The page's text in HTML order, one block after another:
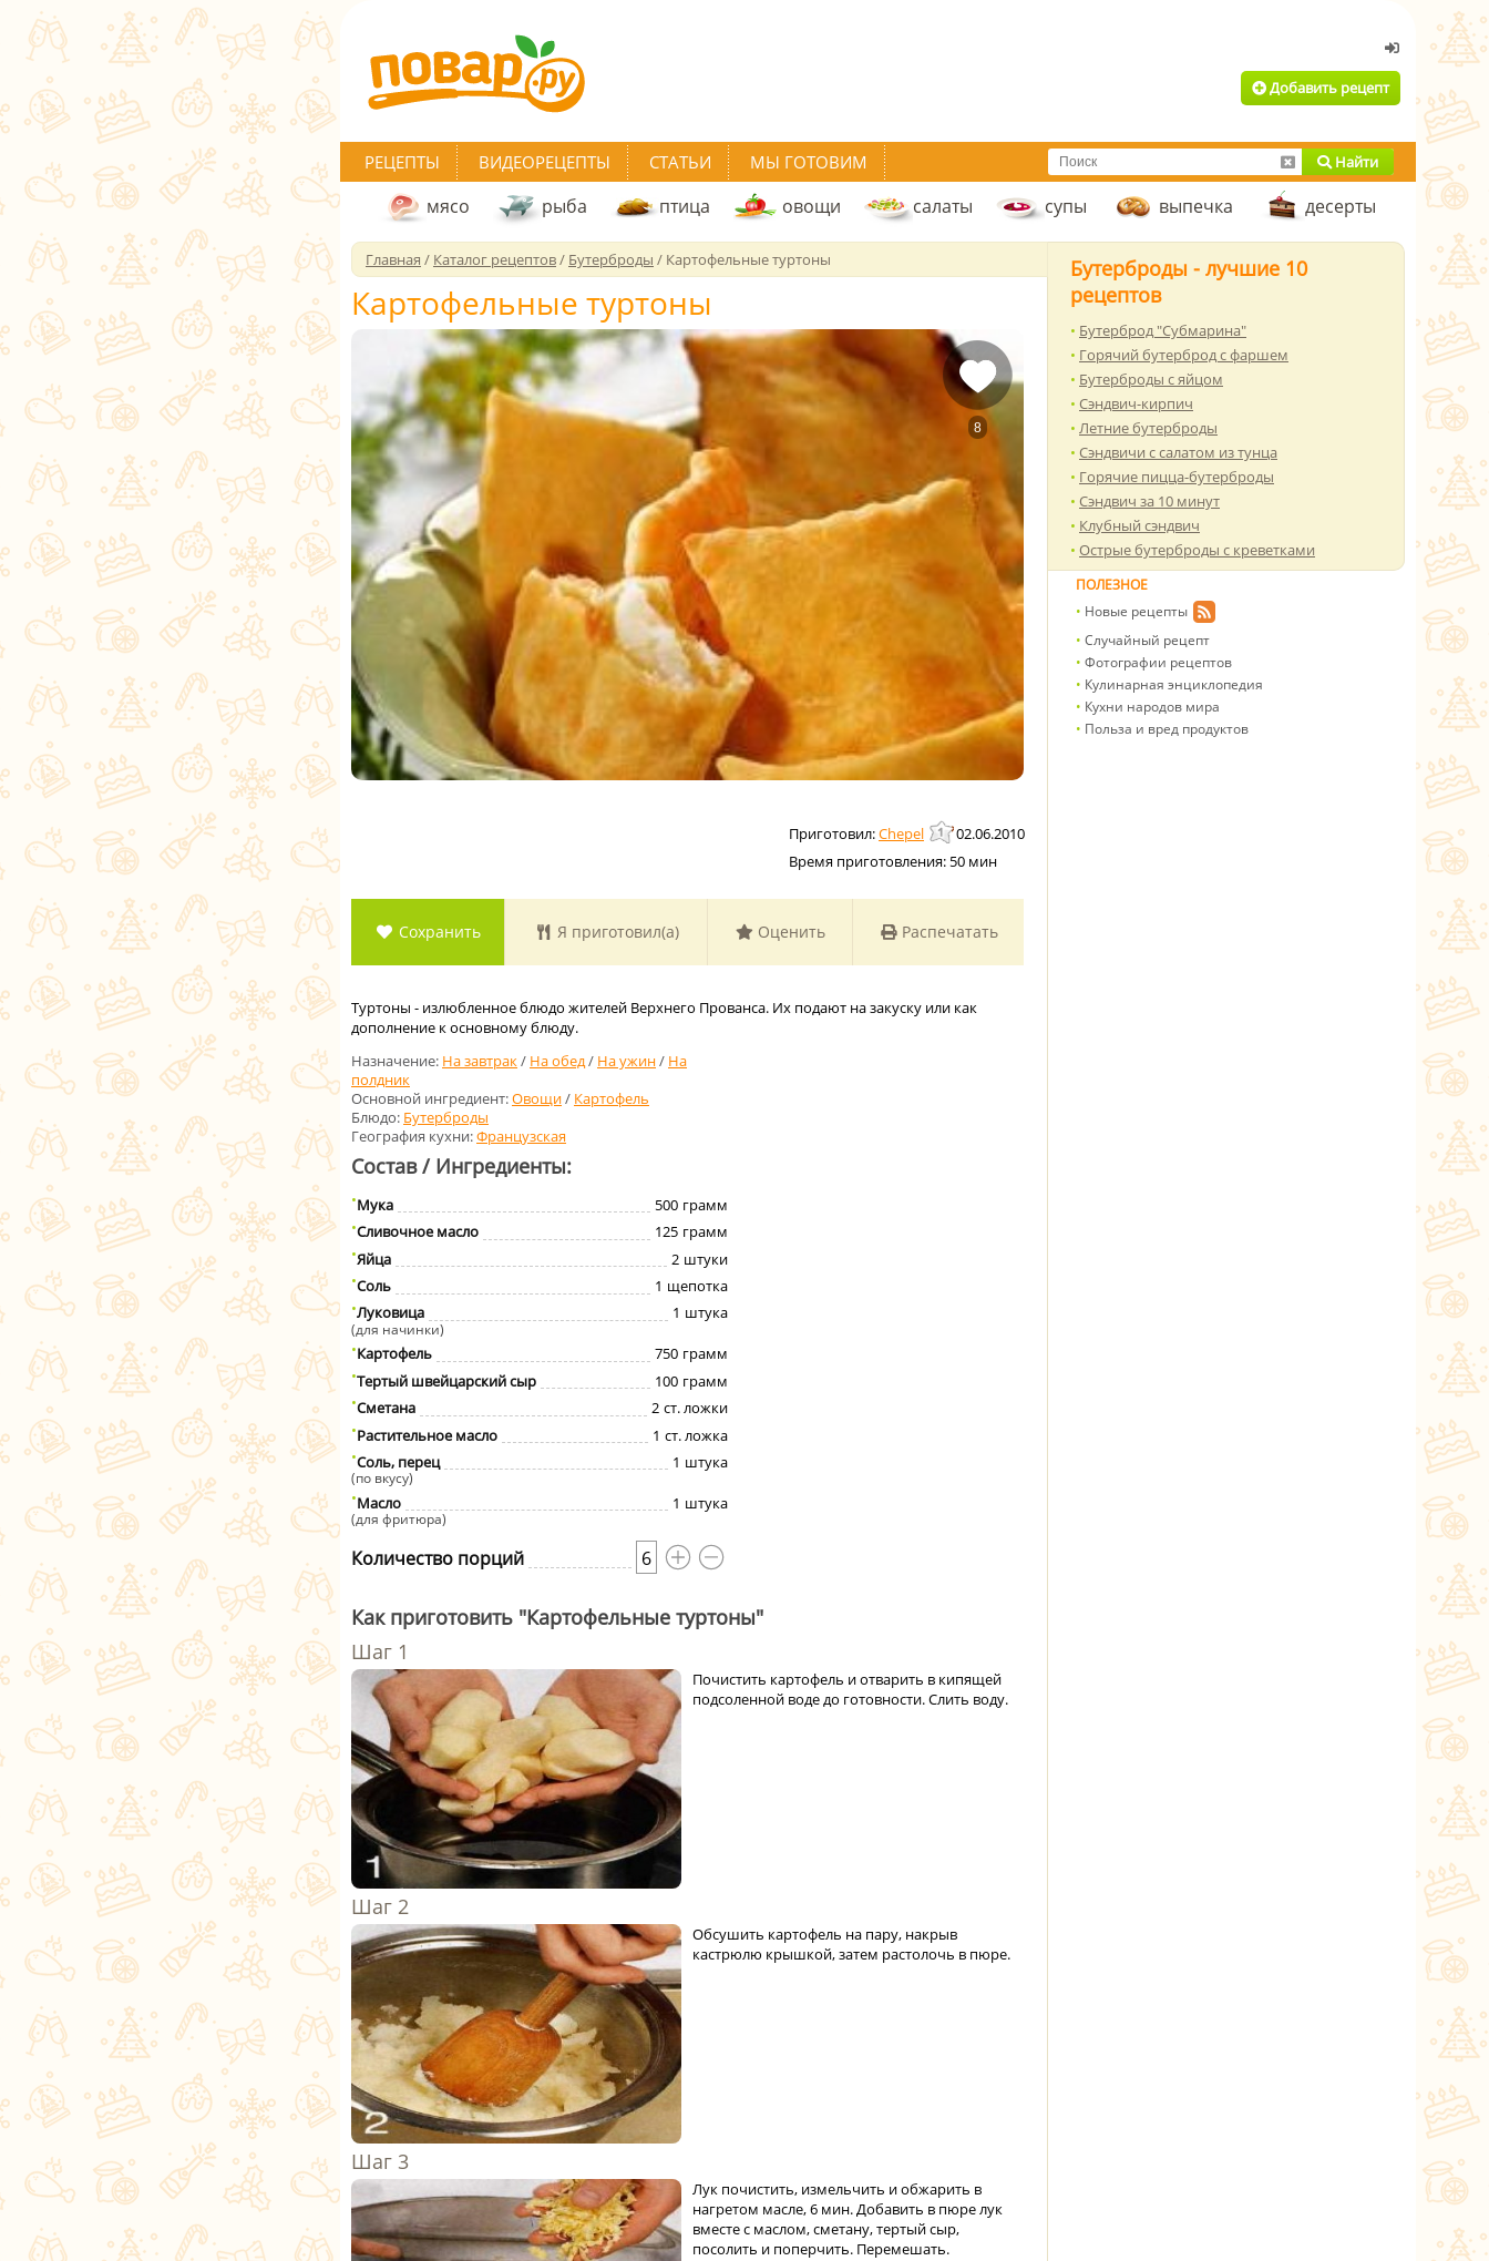
Добавить рецепт
РЕЦЕПТЫ ВИДЕОРЕЦЕПТЫ СТАТЬИ МЫ ГОТОВИМ Найти
мясо рыба птица овощи салаты супы выпечка десерты
Главная / Каталог рецептов/ Бутерброды / Картофельные туртоны
Картофельные туртоны
8
Chepel
02.06.2010
Время приготовления: 50 мин
Сохранить Я приготовил(а) Оценить Распечатать
Туртоны - излюбленное блюдо жителей Верхнего Прованса. Их подают на закуску или как
дополнение к основному блюду.
Назначение: На завтрак/ На обед/ На ужин/ На
полдник
Основной ингредиент:Овощи/ Картофель
Блюдо: Бутерброды
География кухни:Французская
Состав / Ингредиенты:
Мука 500 грамм
Сливочное масло
125 грамм
Яйца
2 штуки
Соль
1 щепотка
Луковица
1 штука
(для начинки)
Картофель 750 грамм
Тертый швейцарский сыр
100 грамм
Сметана
2 ст. ложки
Растительное масло
1 ст. ложка
Соль, перец
1 штука
(по вкусу)
Масло 1 штука
(для фритюра)
Количество порций 6
Как приготовить "Картофельные туртоны"
Почистить картофель и отварить в кипящей
подсоленной воде до готовности. Слить воду.
Обсушить картофель на пару, накрыв
кастрюлю крышкой, затем растолочь в пюре.
Лук почистить, измельчить и обжарить в
нагретом масле, 6 мин. Добавить в пюре лук
вместе с маслом, сметану, тертый сыр,
посолить и поперчить. Перемешать.
Бутерброды - лучшие 10
рецептов
Бутерброд "Субмарина"
Горячий бутерброд с фаршем
Бутерброды с яйцом
Сэндвич-кирпич
Летние бутерброды
Сэндвичи с салатом из тунца
Горячие пицца-бутерброды
Сэндвич за 10 минут
Клубный сэндвич
Острые бутерброды с креветками
ПОЛЕЗНОЕ
Новые рецепты
Случайный рецепт
Фотографии рецептов
Кулинарная энциклопедия
Кухни народов мира
Польза и вред продуктов